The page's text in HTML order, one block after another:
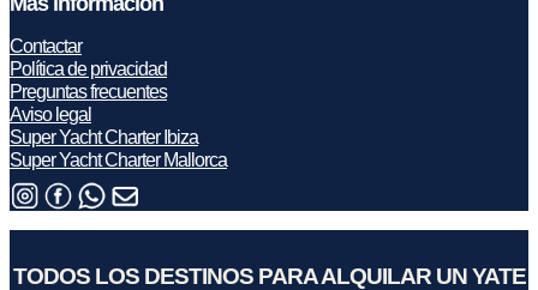
Contactar
Política de privacidad
Preguntas frecuentes
Aviso legal
Super Yacht Charter Ibiza
Super Yacht Charter Mallorca
TODOS LOS DESTINOS PARA ALQUILAR UN YATE